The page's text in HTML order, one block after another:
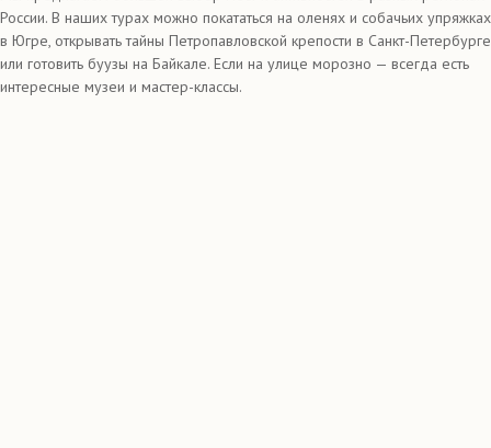
России. В наших турах можно покататься на оленях и собачьих упряжках
в Югре, открывать тайны Петропавловской крепости в Санкт-Петербурге
или готовить буузы на Байкале. Если на улице морозно — всегда есть
интересные музеи и мастер-классы.